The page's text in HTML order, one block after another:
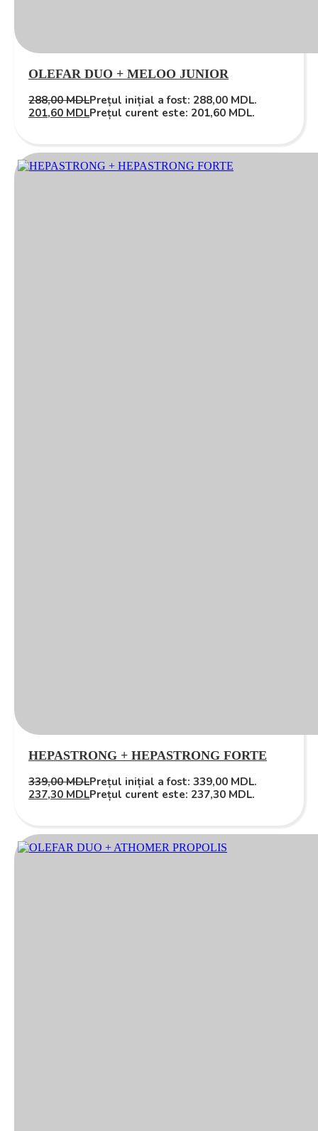
OLEFAR DUO + MELOO JUNIOR
288,00MDLPrețul inițial a fost: 288,00 MDL.
201,60 MDLPrețul curent este: 201,60 MDL.
HEPASTRONG + HEPASTRONG FORTE
339,00MDLPrețul inițial a fost: 339,00 MDL.
237,30 MDLPrețul curent este: 237,30 MDL.